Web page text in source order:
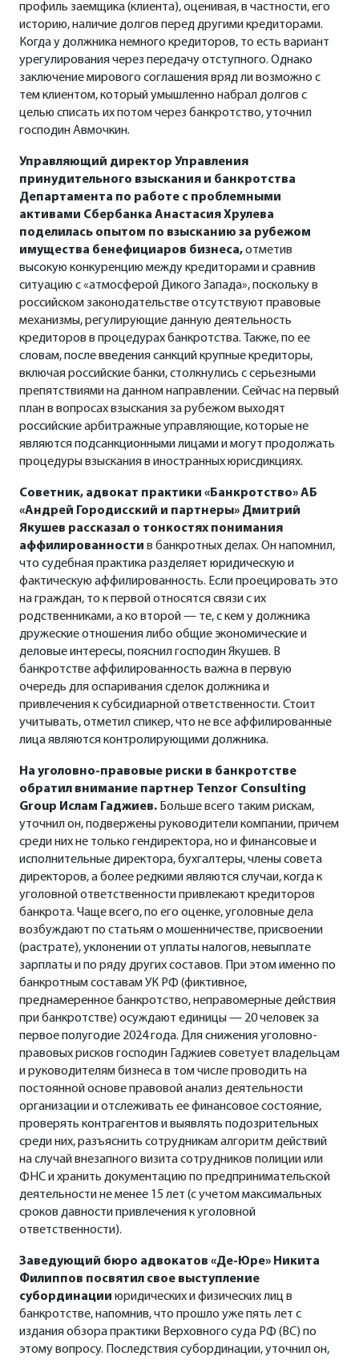
профиль заемщика (клиента), оценивая, в частности, его
историю, наличие долгов перед другими кредиторами.
Когда у должника немного кредиторов, то есть вариант
урегулирования через передачу отступного. Однако
заключение мирового соглашения вряд ли возможно с
тем клиентом, который умышленно набрал долгов с
целью списать их потом через банкротство, уточнил
господин Авмочкин.
Управляющий директор Управления
принудительного взыскания и банкротства
Департамента по работе с проблемными
активами Сбербанка Анастасия Хрулева
поделилась опытом по взысканию за рубежом
имущества бенефициаров бизнеса,отметив
высокую конкуренцию между кредиторами и сравнив
ситуацию с «атмосферой Дикого Запада», поскольку в
российском законодательстве отсутствуют правовые
механизмы, регулирующие данную деятельность
кредиторов в процедурах банкротства. Также, по ее
словам, после введения санкций крупные кредиторы,
включая российские банки, столкнулись с серьезными
препятствиями на данном направлении. Сейчас на первый
план в вопросах взыскания за рубежом выходят
российские арбитражные управляющие, которые не
являются подсанкционными лицами и могут продолжать
процедуры взыскания в иностранных юрисдикциях.
Советник, адвокат практики «Банкротство» АБ
«Андрей Городисский и партнеры» Дмитрий
Якушев рассказал о тонкостях понимания
аффилированности в банкротных делах. Он напомнил,
что судебная практика разделяет юридическую и
фактическую аффилированность. Если проецировать это
на граждан, то к первой относятся связи с их
родственниками, а ко второй — те, с кем у должника
дружеские отношения либо общие экономические и
деловые интересы, пояснил господин Якушев. В
банкротстве аффилированность важна в первую
очередь для оспаривания сделок должника и
привлечения к субсидиарной ответственности. Стоит
учитывать, отметил спикер, что не все аффилированные
лица являются контролирующими должника.
На уголовно-правовые риски в банкротстве
обратил внимание партнер Tenzor Consulting
Group Ислам Гаджиев. Больше всего таким рискам,
уточнил он, подвержены руководители компании, причем
среди них не только гендиректора, но и финансовые и
исполнительные директора, бухгалтеры, члены совета
директоров, а более редкими являются случаи, когда к
уголовной ответственности привлекают кредиторов
банкрота. Чаще всего, по его оценке, уголовные дела
возбуждают по статьям о мошенничестве, присвоении
(растрате), уклонении от уплаты налогов, невыплате
зарплаты и по ряду других составов. При этом именно по
банкротным составам УК РФ (фиктивное,
преднамеренное банкротство, неправомерные действия
при банкротстве) осуждают единицы — 20 человек за
первое полугодие 2024 года. Для снижения уголовно-
правовых рисков господин Гаджиев советует владельцам
и руководителям бизнеса в том числе проводить на
постоянной основе правовой анализ деятельности
организации и отслеживать ее финансовое состояние,
проверять контрагентов и выявлять подозрительных
среди них, разъяснить сотрудникам алгоритм действий
на случай внезапного визита сотрудников полиции или
ФНС и хранить документацию по предпринимательской
деятельности не менее 15 лет (с учетом максимальных
сроков давности привлечения к уголовной
ответственности).
Заведующий бюро адвокатов «Де-Юре» Никита
Филиппов посвятил свое выступление
субординации юридических и физических лиц в
банкротстве, напомнив, что прошло уже пять лет с
издания обзора практики Верховного суда РФ (ВС) по
этому вопросу. Последствия субординации, уточнил он,